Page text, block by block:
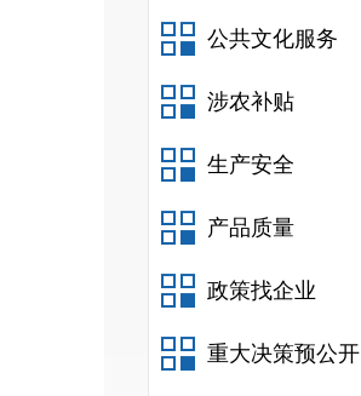
公共文化服务
涉农补贴
生产安全
产品质量
政策找企业
重大决策预公开